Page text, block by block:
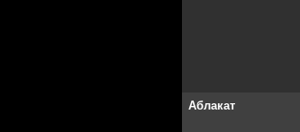
Аблакат